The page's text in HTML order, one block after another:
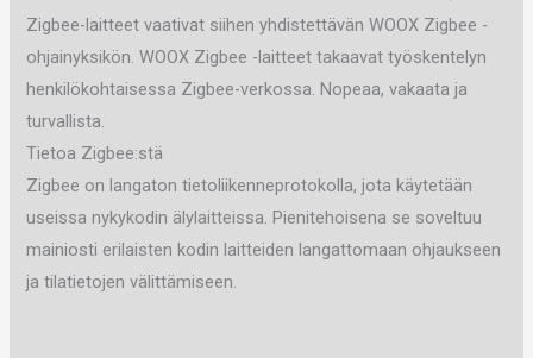
Zigbee-laitteet vaativat siihen yhdistettävän WOOX Zigbee -
ohjainyksikön. WOOX Zigbee -laitteet takaavat työskentelyn
henkilökohtaisessa Zigbee-verkossa. Nopeaa, vakaata ja
turvallista.
Tietoa Zigbee:stä
Zigbee on langaton tietoliikenneprotokolla, jota käytetään
useissa nykykodin älylaitteissa. Pienitehoisena se soveltuu
mainiosti erilaisten kodin laitteiden langattomaan ohjaukseen
ja tilatietojen välittämiseen.